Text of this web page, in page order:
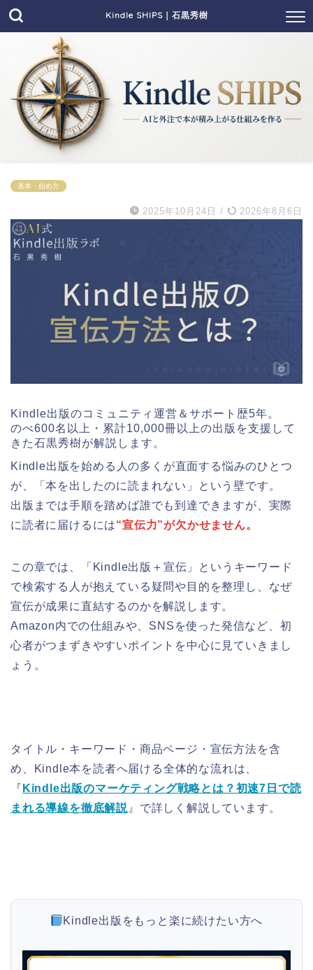
Kindle SHIPS｜石黒秀樹
基本・始め方
2025年10月24日 / 2026年8月6日
Kindle出版のコミュニティ運営＆サポート歴5年。
のべ600名以上・累計10,000冊以上の出版を支援して
きた石黒秀樹が解説します。
Kindle出版を始める人の多くが直面する悩みのひとつ
が、「本を出したのに読まれない」という壁です。
出版までは手順を踏めば誰でも到達できますが、実際
に読者に届けるには“宣伝力”が欠かせません。
この章では、「Kindle出版＋宣伝」というキーワード
で検索する人が抱えている疑問や目的を整理し、なぜ
宣伝が成果に直結するのかを解説します。
Amazon内での仕組みや、SNSを使った発信など、初
心者がつまずきやすいポイントを中心に見ていきまし
ょう。
タイトル・キーワード・商品ページ・宣伝方法を含
め、Kindle本を読者へ届ける全体的な流れは、
『 Kindle出版のマーケティング戦略とは？初速7日で読
まれる導線を徹底解説 』で詳しく解説しています。
Kindle出版をもっと楽に続けたい方へ